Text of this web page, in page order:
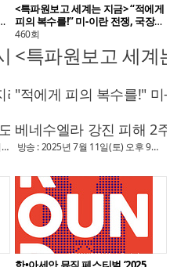
즌 6>
아 아이들 – 배우 서효림
사치"전쟁과 재해로 고통받
방송 : 2026년 7월 26일(일) 오후 1시 30분 KBS 1TV전쟁과 자연재해가 남긴 상처로 고통받는 아이들을 위로하기 위해 배우 서효림이 나이지리아 마이두구리로 떠난다. 재해로 엄마를 잃고 동생들의 보호자가 된 소년과 영양실조에 걸린 동생들을 돌봐야 하는 엄마 대신 가족의 생계를 책임지는 소녀, 그리고 무장 단체의 위협 속에서도 가족을 위해 일터로 나서는 소녀를 만나 따뜻한 위로와 희망을 전한다. 인터뷰에서 서효림은 “마음 아프다는 말 자체가 사치였던 것 같아요, 저한테는”이라며 당시를 떠올린다. ■ 끊임없는 내전으로 고통받는 나라, 나이지리아서아프리카에 위치한 국가 나이지리아는 석유와 천연가스, 그리고 다양한 광물자원을 보유하고 있어 ‘아프리카의 거인’이라 불리는 경제 대국이다. 하지만 무장 단체의 위협과 10년 만의 대홍수로 삶의 터전이 무너지면서 나라 곳곳이 깊은 상처를 안고 있다. 계속된 불안과 빈곤 속에서 가장 큰 피해를 보는 것은 아이들이다. 나이지리아의 아이들은 꿈꾸는 법조차 잊은 채 하루하루를 버티고 있다. ■ 홍수로 엄마를 잃고 어린 동생들의 가장이 된 10살 마마두대홍수로 엄마를 잃은 뒤, 마마두(10세)는 어린 동생들의 가장이다. 매일 20kg이 넘는 숯포대를 수레에 싣고 골목을 누비며 배달에 나선다. 어린 몸으로 무거운 수레를 끌다 보니 손은 늘 숯가루로 새까맣게 물들어 있다. 숯 배달을 끝내자마자 마마두는 시금치밭으로 향한다. 쉴 틈도 없이 밭에서 일하며 하루를 보내지만, 온종일 땀 흘려 일해도 품삯을 제대로 받는 날은 많지 않다. 작은 실수 하나로 하루 품삯을 받지 못하는 일도 부지기수다. 어렵게 번 돈으로 음식을 구해도 동생들의 배를 채우기에는 늘 부족하기만 하다. 마마두는 “홍수가 왔을 때 다 떠내려가고 저희한테 남은 건 아무것도 없다”고 전한다. 대홍수로 엄마를 잃은 뒤 동생들과 머물 곳조차 없어 직접 집을 지은 마마두. 작은 손으로 열심히 지었지만, 집은 금방이라도 무너져 내릴 듯 위태로운 상태다. 그런 집 한쪽을 지키고 있는 건 돌아가신 엄마의 옷 한 벌뿐이다. 마마두는 그 옷을 바라보며 자신을 품에 안아주던 엄마를 떠올리며 끝내 눈물을 흘리고 만다. 엄마의 품을 그리워할 시간도 없이 마마두는 다시 생계를 위해 차가운 세상으로 나가야 한다. ■ 생사의 기로에 선 영양실조 치료센터의 아이들무장 단체의 위협과 대홍수까지 덮친 나이지리아에는 하루 한 끼조차 제대로 먹기 힘든 현실 속에서 영양실조에 걸리는 아이들이 늘어나고 있다. 하지만 치료받아야 할 아이들조차 병원을 찾지 못하는 경우가 대부분이다. 어렵게 영양실조 치료센터를 찾았을 때는 이미 생명이 위태로운 상태인 아이들이 적지 않다. 올해 11살인 하와는 “엄마와 쌍둥이가 빨리 집에 돌아와서 이웃집처럼 평범하게 살고 싶다”고 소망한다. 수많은 아이들 사이에서도 유난히 작은 몸으로 누워 있는 하사나·후사이니(7개월) 쌍둥이가 있다. 엄마 역시 제대로 먹지 못해 모유가 나오지 않았고, 결국 태어난 지 얼마 되지 않은 쌍둥이마저 영양실조에 걸리고 말았다. 심지어 태어났을 때보다 몸무게가 줄어들 만큼 위태로운 상태다. 쌍둥이를 돌보느라 손을 뗄 수 없는 엄마를 대신해서 첫째 하와는 생선튀김을 팔며 생계를 돕는다. 어린 동생들을 돌보며 하루하루를 버티는 하와의 가장 큰 소원은 쌍둥이들이 건강을 되찾아 온 가족이 다시 함께 지내는 것이다. 하지만 쌍둥이들의 회복은 좀처럼 더디기만 하다. ■ 무장 단체의 공포 속에서도 일터에 나서는 13살 하우와무장 단체가 자주 출몰하는 위험한 숲이지만, 하우와(13세)는 오늘도 장작을 구하기 위해 그 숲으로 들어간다. 가족의 끼니를 위해서는 위험을 감수할 수밖에 없기 때문이다. 아빠를 무장 단체에 잃은 데 이어, 엄마마저 막냇동생을 낳다 세상을 떠났다. 연로한 할머니도 더는 일을 할 수 없게 되면서, 하우와는 어린 동생들과 할머니를 책임지는 가장이 되었다.하우와가 장작을 모으는 동안, 동생 압둘라히(8세)는 숲 가장자리에서 무장 단체가 나타나는지 살피며 망을 본다. 언제 닥칠지 모르는 위험 속에서도 남매는 하루를 버티고 있다. 하우와는 “앞으로 어떻게 버텨야 할지 매일 밤 고민한다”며 말한다. 압둘라히 또한 “무장 단체가 언제 나타날지 몰라서 망을 보고 있다”며 불안감을 전한다. 집으로 돌아온 하우와를 가장 먼저 찾는 것은, 엄마 품을 한 번 느껴보지 못한 막냇동생의 울음소리다. 엄마가 막내를 낳다 세상을 떠나면서 아이는 한 번도 엄마의 젖을 먹어보지 못했다. 하우와는 막내의 배를 채우기 위해 매일 이웃집을 찾아다니며 젖동냥하지만, 그것만으로는 부족한 날이 더 많다.막내에게 해줄 수 있는 것이 없어 마음이 아프다는 하우와. 그런 힘겨운 현실 속에서도 하우와의 꿈은 엄마처럼 아픈 사람을 치료하는 의사가 되는 것이다. 가족을 돌보느라 자신의 꿈은 늘 뒤로 미뤄야 하는 13세 소녀 하우와에게도 언젠가는 두려움 대신 희망을 품고 자신의 내일을 꿈꿀 수 있는 날이 찾아오기를 바란다.
<특파원보고 세계는 지금> “적에게
피의 복수를!” 미-이란 전쟁, 국장
기간 공습으로 종전은 저 멀리
460회
<특파원보고 세계는
"적에게 피의 복수를!" 미-
베네수엘라 강진 피해 2주
방송 : 2025년 7월 11일(토) 오후 9시 30분 KBS 1TV■ 국장 기간 공습, 미-이란 갈등 재점화7월 6일, 테헤란의 상징 아자디 광장과 주요 도로가 마비되었다. 검은 옷을 입은 시민 2천만 명이 거리를 채웠고, 그 모습은 흡사 검은 강을 연상시켰다. 모두 새벽부터 시작된 알리 하메네이 고별 운구 행사를 위해 모인 사람들이었다. 운구 차량이 지나갈 때마다 시민들은 관에 더 가까이 다가가려고 손을 뻗었고, 통곡 소리가 광장을 울렸다. 시민들은 하메네이의 죽음을 애통해하며 복수를 다짐했다. “미국에 죽음을”, “적에게 피의 복수를!” 등 반미 구호를 반복해서 외쳤다. 두 자녀와 함께 광장을 찾은 한 시민은 “그들은 우리의 지도자를 죽였는데 우리는 왜 죽이지 못하나? 복수는 우리의 사명”이라며 반미 감정을 드러냈다. 이란 국기와 함께 피의 복수를 상징하는 빨간 깃발이 여기저기 흔들렸고, 이슬람 전통 의식 ‘악마에게 돌 던지기’에서 차용한 트럼프의 사진에 돌을 던지는 의식도 진행됐다.중동 전문가들은 이번 장례식을 ‘정교하게 기획된 행사’라고 평가했다. 이번 장례식은 테헤란을 시작으로 곰, 카르발라, 마슈하드와 같은 성지 도시로 이동하며 치러지는 성지순례 형식이었다. 그리고 행사 내내 후계자 모즈타바의 사진을 등장시켜 이란 시민들이 여전히 하메네이를 지지하고 있음을 보여주고 새 지도자 모즈타바에 대한 국민적 충성을 결의하는 이벤트로 유도했다는 것이다. 한편, 호르무즈 해협은 다시 화염에 휩싸였다. 지난 6일, 이란이 호르무즈 해협을 통과하던 상선 3척을 공격했고, 이에 미국이 ‘합의 위반’이라며 이란에 공습을 개시하며 충돌한 것이다. 양측이 종전 양해각서(MOU)를 체결한 지 불과 20일 만이다. 이번 주 <특파원보고 세계는 지금>에서는 알리 하메네이 장례식 모습을 살펴보고 흔들리고 있는 미국과 이란의 종전 양해각서 상황까지 짚어본다. ■ 강진 덮친 베네수엘라…참사 현장을 가다베네수엘라 강진이 발생한 지 2주가 넘었다. 지금까지 약 2만 명의 사상자가 발생했고 주택 및 기반 시설에 대한 피해액은 370억 달러(한화 약 56조 원)에 달한다. 현재 베네수엘라는 어떤 상황인지 살펴본다. 제작진은 이번 지진으로 피해가 컸던 수도 카라카스와 항구도시 라과이라주를 직접 찾았다. 지진이 휩쓸고 간 곳은 폐허가 됐다. 건물은 완전히 무너져 내려 길거리에는 잔해가 가득 깔렸고, 곳곳에 금이 가 위태롭게 방치된 건물도 있었다. 생활 터전을 잃은 사람들은 임시 텐트촌에 모여서 거주하고 있었다. 그곳에서 어린 자녀들과 생활 중인 재클링을 만났다. 그녀는 텐트가 너무 좁아서 아이들을 안에서 재우고, 다른 어른들은 거의 밖에서 잠을 자고 있다. 텐트촌 내에는 화장실도 제대로 마련되어 있지 않아 해변가에서 볼일을 해결하는 사람도 있다. 현재 베네수엘라는 우기가 시작돼 일교차가 매우 크고 비도 자주 내린다. 감기, 호흡기 질환은 물론 전염병 위험성도 커지고 있다. 열악한 텐트촌에서도 아이들은 희망을 잃지 않고 살아가고 있다. 엄마와 함께 이곳에서 지내고 있는 10살 마이드레의 꿈은 축구선수이다. 구호품으로 받은 축구 유니폼을 입고 아이들과 모여 축구하는 마이드레의 표정은 환하다. 마이드레의 어머니는 어려운 상황이지만 아이가 축구하는 것을 보면 자랑스럽고, 미래에 축구선수가 되었으면 좋겠다며 미래에 대한 희망을 표현했다. 이번 주 <특파원보고 세계는 지금>에서는 베네수엘라 지진 발생 2주가 넘은 지금, 카라카스와 라과이라주를 찾아 피해 현장을 살펴본다. <특파원보고 세계는 지금> 460회에서는 윤수영 아나운서, 김재천 교수(서강대), 오건영 단장(신한은행), 이태동(한국에너지재단 이사장), 신다현 PD(KBS)가 출연하며, 7월 11일(토) 밤 9시 30분 KBS 1TV에서 생방송 된다.